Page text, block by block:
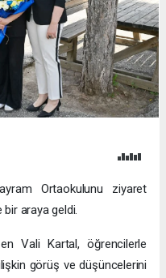
Ortaokulunu ziyaret
araya geldi.
Vali Kartal, öğrencilerle
görüş ve düşüncelerini